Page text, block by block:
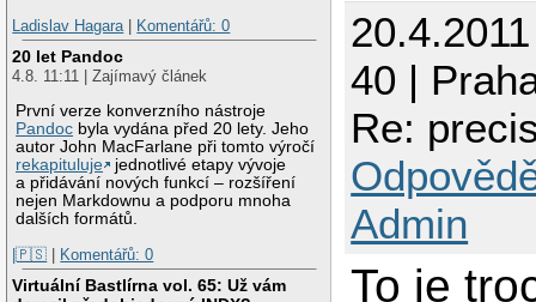
Ladislav Hagara | Komentářů: 0
20 let Pandoc
4.8. 11:11 | Zajímavý článek
První verze konverzního nástroje
Pandoc byla vydána před 20 lety. Jeho
autor John MacFarlane při tomto výročí
rekapituluje
jednotlivé etapy vývoje
a přidávání nových funkcí – rozšíření
nejen Markdownu a podporu mnoha
dalších formátů.
|🇵🇸 | Komentářů: 0
Virtuální Bastlírna vol. 65: Už vám
40 |
Re:
Admin
To je